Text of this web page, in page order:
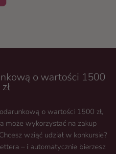
o wartości 1500
zł
o wartości 1500 zł,
może wykorzystać na zakup
wziąć udział w konkursie?
– i automatycznie bierzesz